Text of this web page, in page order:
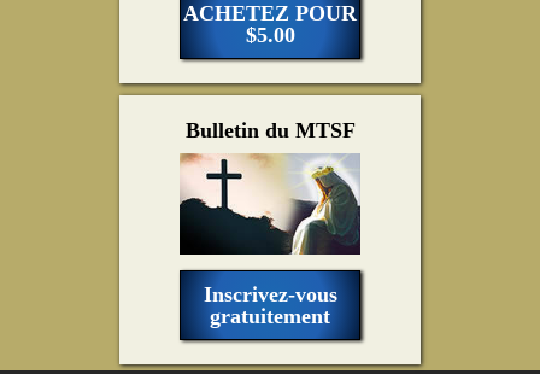
ACHETEZ POUR
$5.00
Bulletin du MTSF
Inscrivez-vous
gratuitement